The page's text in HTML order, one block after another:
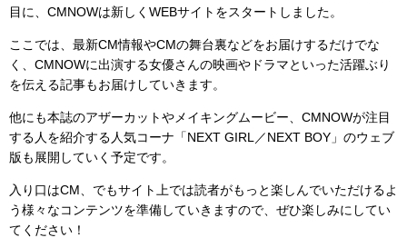
目に、CMNOWは新しくWEBサイトをスタートしました。
ここでは、最新CM情報やCMの舞台裏などをお届けするだけでな
く、CMNOWに出演する女優さんの映画やドラマといった活躍ぶり
を伝える記事もお届けしていきます。
他にも本誌のアザーカットやメイキングムービー、CMNOWが注目
する人を紹介する人気コーナ「NEXT GIRL／NEXT BOY」のウェブ
版も展開していく予定です。
入り口はCM、でもサイト上では読者がもっと楽しんでいただけるよ
う様々なコンテンツを準備していきますので、ぜひ楽しみにしてい
てください！